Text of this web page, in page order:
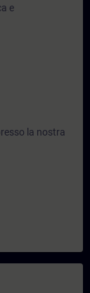
e
la nostra